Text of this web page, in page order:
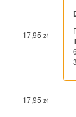
17,95 zł
17,95 zł